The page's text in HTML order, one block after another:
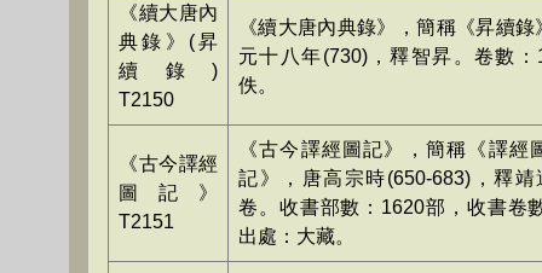
《續大唐內
典錄》(昇
續錄)
T2150
《續大唐內典錄》，簡稱《昇續
元十八年(730)，釋智昇。卷數
佚。
《古今譯經
圖記》
T2151
《古今譯經圖記》，簡稱《譯經
記》，唐高宗時(650-683)，釋
卷。收書部數：1620部，收書卷
出處：大藏。